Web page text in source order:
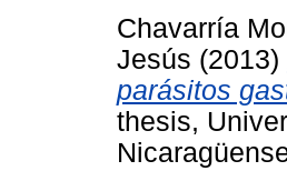
Chavarría
Jesús (2013)
parásitos
thesis,